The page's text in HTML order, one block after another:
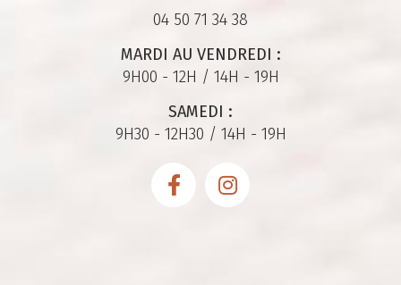
04 50 71 34 38
MARDI AU VENDREDI :
9H00 - 12H / 14H - 19H
SAMEDI :
9H30 - 12H30 / 14H - 19H